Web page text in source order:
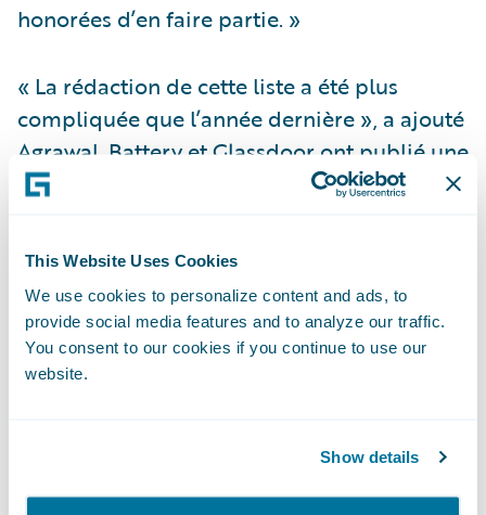
This Website Uses Cookies
We use cookies to personalize content and ads, to
provide social media features and to analyze our traffic.
You consent to our cookies if you continue to use our
website.
Show details
honorées d’en faire partie. »
« La rédaction de cette liste a été plus
compliquée que l’année dernière », a ajouté
Agrawal. Battery et Glassdoor ont publié une
liste similaire classant les 50 meilleures
où il fait bon travailler.
« L’équipe de Guidewire est honorée de
figurer parmi ces illustres entreprises qui
utilisent le cloud computing public pour
de simplification et d’accélération des